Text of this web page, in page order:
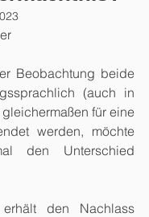
Beobachtung beide
(auch in
gleichermaßen für eine
werden, möchte
den Unterschied
den Nachlass